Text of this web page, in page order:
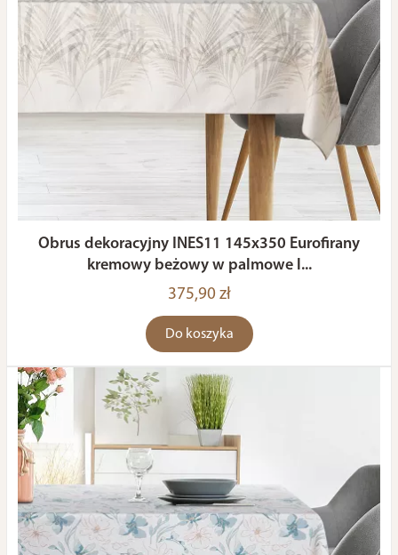
Obrus dekoracyjny INES11 145x350 Eurofirany
kremowy beżowy w palmowe l...
375,90 zł
Do koszyka